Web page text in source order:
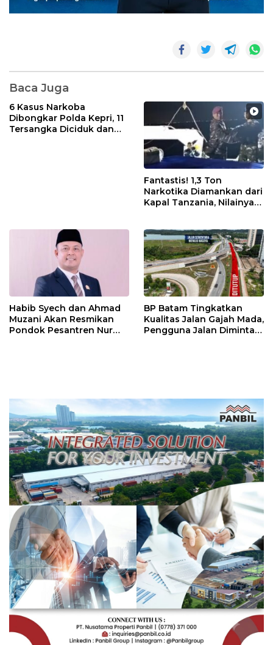
Baca Juga
6 Kasus Narkoba
Dibongkar Polda Kepri, 11
Tersangka Diciduk dan
Fantastis! 1,3 Ton
Narkotika Diamankan dari
Kapal Tanzania, Nilainya
Habib Syech dan Ahmad
Muzani Akan Resmikan
Pondok Pesantren Nur
BP Batam Tingkatkan
Kualitas Jalan Gajah Mada,
Pengguna Jalan Diminta